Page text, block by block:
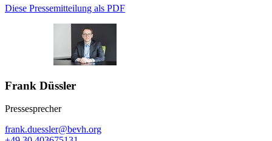
Diese Pressemitteilung als PDF
Frank Düssler
Pressesprecher
frank.duessler@bevh.org